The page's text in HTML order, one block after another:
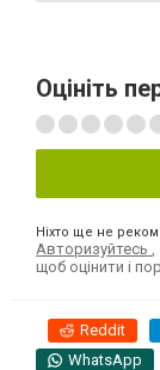
Оцініть
Ніхто ще не
Авторизуйтесь
щоб оцінити і
Reddit
WhatsApp